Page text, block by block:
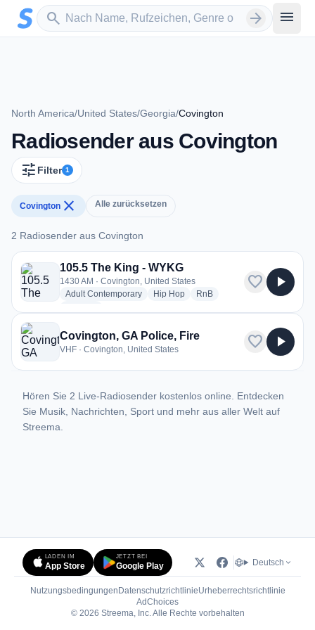
Zum Hauptinhalt springen
search
Sender suchen arrow_forward menu
North America/United States/Georgia/Covington
Radiosender aus Covington
tune Filter 1
Covington close Alle zurücksetzen
2 Radiosender aus Covington
2 Radiosender aus Covington
105.5 The King - WYKG
1430 AM · Covington, United States
Adult Contemporaryradio stations
Hip Hopradio stations
RnBradio stations
favorite play_arrow
Covington, GA Police, Fire
VHF · Covington, United States favorite play_arrow
Hören Sie 2 Live-Radiosender kostenlos online. Entdecken
Sie Musik, Nachrichten, Sport und mehr aus aller Welt auf
Streema.
LADEN IM
App Store
JETZT BEI
Google Play Deutsch
Nutzungsbedingungen DatenschutzrichtlinieUrheberrechtsrichtlinie
AdChoices(öffnet in neuem Tab)
© 2026 Streema, Inc. Alle Rechte vorbehalten